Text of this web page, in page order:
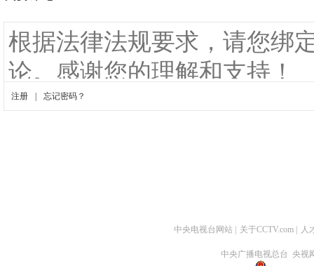
中央电视台网站 关于CCTV.com 人
中央广播电视总台 央视